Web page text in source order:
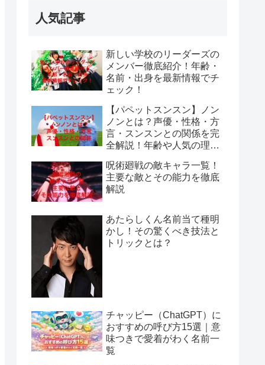
人気記事
新しい学校のリーダーズの
メンバー徹底紹介！年齢・
名前・出身を最新情報でチ
ェック！
【パペットスンスン】ノン
ノンとは？声優・性格・方
言・スンスンとの関係を完
全解説！年齢や人気の理由
呪術廻戦の敵キャラ一覧！
主要な敵とその能力を徹底
解説
あたらしくん名前当て種明
かし！その驚くべき技法と
トリックとは？
チャッピー（ChatGPT）に
おすすめの呼び方15選｜意
味つきで愛着がわく名前一
覧